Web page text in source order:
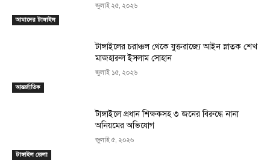
আমাদের টাঙ্গাইল
জুলাই ২৫, ২০২৬
আন্তর্জাতিক
টাঙ্গাইলের চরাঞ্চল থেকে যুক্তরাজ্যে আইন স্নাতক শেখ
মাজহারুল ইসলাম সোহান
জুলাই ১৫, ২০২৬
টাঙ্গাইল জেলা
টাঙ্গাইলে প্রধান শিক্ষকসহ ৩ জনের বিরুদ্ধে নানা
অনিয়মের অভিযোগ
জুলাই ৫, ২০২৬